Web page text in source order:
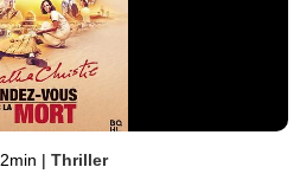
| Thriller